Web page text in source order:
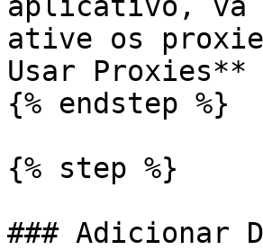
ative os
Usar Proxies**
{% endstep %}
{% step %}
### Adicionar